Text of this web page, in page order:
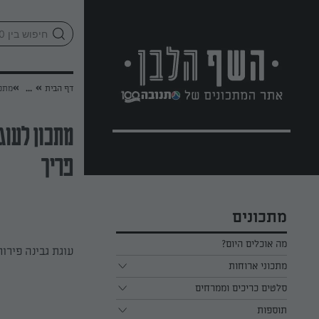
מתכונים
מה אוכלים היום?
מתכוני ארוחות
ארוחת בוקר
ארוחת צהריים
סלטים כריכים וממרחים
כל הסלטים כריכים וממרחים
תוספות
דף הבית »
...
»
מתכון
פריך
עוגת גבינה